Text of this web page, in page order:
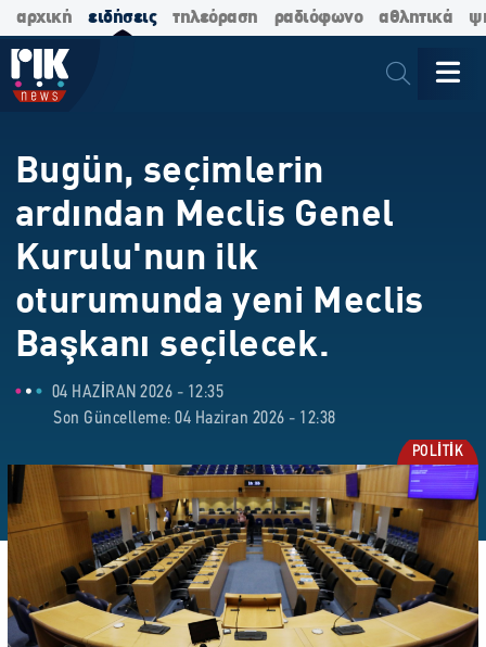
αρχική ειδήσεις τηλεόραση ραδιόφωνο αθλητικά
Bugün, seçimlerin
ardından Meclis Genel
Kurulu'nun ilk
oturumunda yeni Meclis
Başkanı seçilecek.
04 HAZIRAN 2026 - 12:35
Son Güncelleme: 04 Haziran 2026 - 12:38
POLİTİK